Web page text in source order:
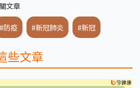
文章
#防疫 #新冠肺炎 #新冠
些文章